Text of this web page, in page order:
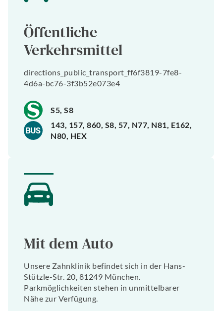
Öffentliche
Verkehrsmittel
directions_public_transport_ff6f3819-7fe8-
4d6a-bc76-3f3b52e073e4
S5, S8
143, 157, 860, S8, 57, N77, N81, E162,
N80, HEX
Mit dem Auto
Unsere Zahnklinik befindet sich in der Hans-
Stützle-Str. 20, 81249 München.
Parkmöglichkeiten stehen in unmittelbarer
Nähe zur Verfügung.